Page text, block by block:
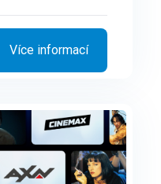
Více informací